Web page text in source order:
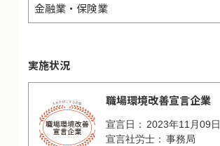
金融業・保険業
実施状況
職場環境改善宣言企業
2023年11月09日
事務局